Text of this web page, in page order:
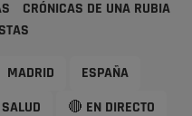
CRÓNICAS DE UNA RUBIA
MADRID ESPAÑA
SALUD 🔴 EN DIRECTO